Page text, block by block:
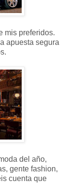
mis preferidos.
apuesta segura
del año,
gente fashion,
cuenta que